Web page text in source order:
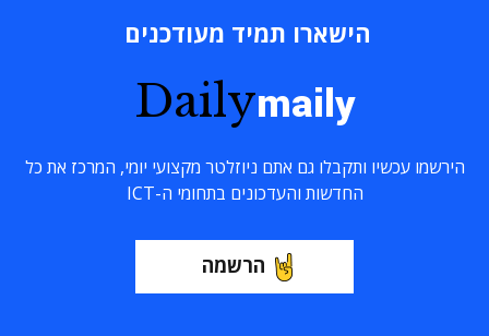
הישארו תמיד מעודכנים
Dailymaily
הירשמו עכשיו ותקבלו גם אתם ניוזלטר מקצועי יומי, המרכז את כל
החדשות והעדכונים בתחומי ה-ICT
הרשמה